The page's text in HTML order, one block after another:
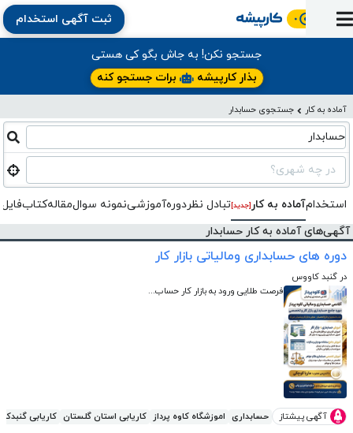
آماده
به
کار
استخدام
شده‌ها
نظر
ارتقای
شغلی
آموزشی
مقاله
کتاب
فایل‌و‌قالب
نرم‌افزار
اخبار
استخدام
بلاگ
کارپیشه
جستجوی
کارجویان
(رزومه)
بخش
کارفرمایان
ثبت آگهی استخدام
جستجو نکن! به جاش بگو کی هستی
بذار کارپیشه
برات جستجو کنه
آماده به کار جستجوی حسابدار
حسابدار
در چه شهری؟
استخدامآماده به کار [جدید]تبادل‌ نظردوره‌آموزشینمونه سوالمقالهکتاب
آگهی‌های آماده به کار حسابدار
دوره های حسابداری ومالیاتی بازار کار
در گنبد کاووس
فرصت طلایی ورود به بازار کار حساب...
آگهی پیشتاز حسابداری اموزشگاه کاوه پرداز کاریابی استان گلستان کاریابی